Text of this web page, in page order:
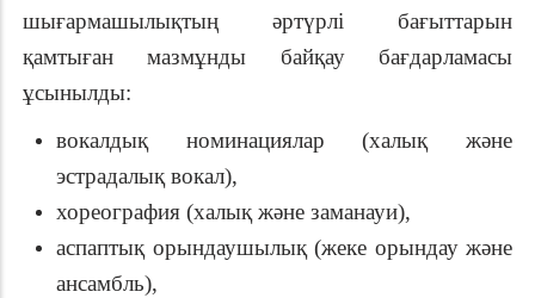
шығармашылықтың әртүрлі бағыттарын
қамтыған мазмұнды байқау бағдарламасы
ұсынылды:
вокалдық номинациялар (халық және
эстрадалық вокал),
хореография (халық және заманауи),
аспаптық орындаушылық (жеке орындау және
ансамбль),